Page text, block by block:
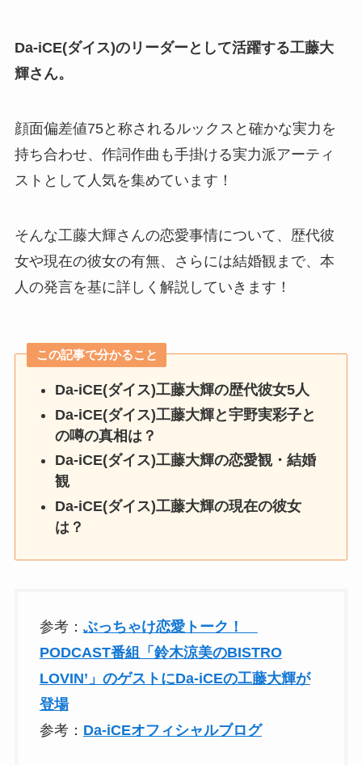
Da-iCE(ダイス)のリーダーとして活躍する工藤大
輝さん。
顔面偏差値75と称されるルックスと確かな実力を
持ち合わせ、作詞作曲も手掛ける実力派アーティ
ストとして人気を集めています！
そんな工藤大輝さんの恋愛事情について、歴代彼
女や現在の彼女の有無、さらには結婚観まで、本
人の発言を基に詳しく解説していきます！
この記事で分かること
Da-iCE(ダイス)工藤大輝の歴代彼女5人
Da-iCE(ダイス)工藤大輝と宇野実彩子と
の噂の真相は？
Da-iCE(ダイス)工藤大輝の恋愛観・結婚
観
Da-iCE(ダイス)工藤大輝の現在の彼女
は？
参考： ぶっちゃけ恋愛トーク！
PODCAST番組「鈴木涼美のBISTRO
LOVIN’」のゲストにDa-iCEの工藤大輝が
登場
参考： Da-iCEオフィシャルブログ